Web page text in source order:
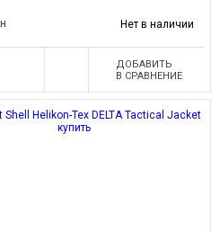
Нет в наличии
ДОБАВИТЬ
В СРАВНЕНИЕ